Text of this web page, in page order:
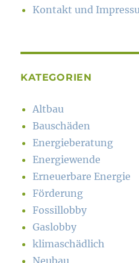
Kontakt und
KATEGORIEN
Altbau
Bauschäden
Energieberatung
Energiewende
Erneuerbare Energie
Förderung
Fossillobby
Gaslobby
klimaschädlich